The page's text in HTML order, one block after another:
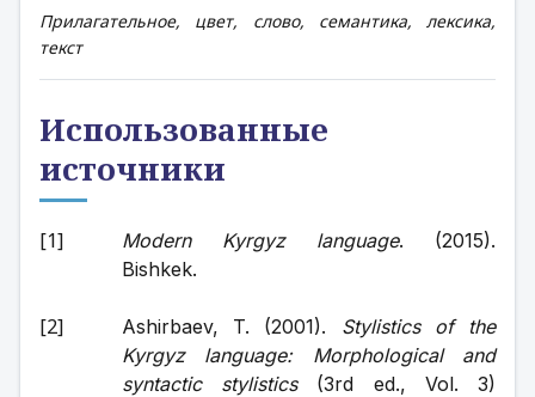
Прилагательное, цвет, слово, семантика, лексика,
текст
Использованные
источники
Modern Kyrgyz language. (2015).
Bishkek.
Ashirbaev, T. (2001). Stylistics of the
Kyrgyz language: Morphological and
syntactic stylistics (3rd ed., Vol. 3)